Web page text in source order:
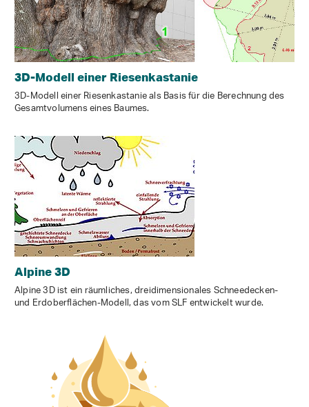
3D-Modell einer Riesenkastanie
3D-Modell einer Riesenkastanie als Basis für die Berechnung des
Gesamtvolumens eines Baumes.
Alpine 3D
Alpine 3D ist ein räumliches, dreidimensionales Schneedecken-
und Erdoberflächen-Modell, das vom SLF entwickelt wurde.